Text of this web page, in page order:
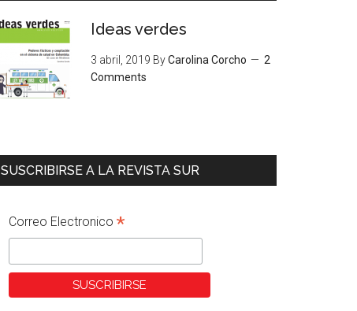
Ideas verdes
3 abril, 2019 ByCarolina Corcho
2
Comments
SUSCRIBIRSE A LA REVISTA SUR
Correo Electronico *